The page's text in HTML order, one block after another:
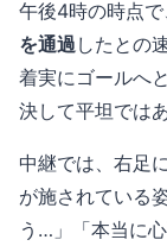
午後4時の時点
を通過 したとの
着実にゴールへ
決して平坦では
中継では、右足
が施されている
う…」「本当に